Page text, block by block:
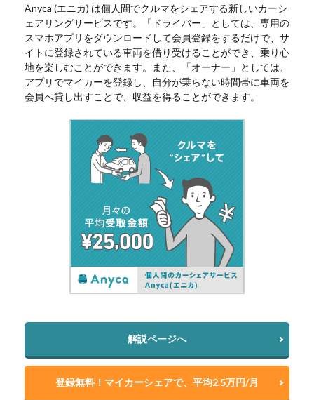
Anyca (エニカ) は個人間でクルマをシェアする新しいカーシ
ェアリングサービスです。「ドライバー」としては、専用の
スマホアプリをダウンロードして会員登録をするだけで、サ
イトに登録されている車両を借り受けることができ、乗り心
地を楽しむことができます。また、「オーナー」としては、
アプリでマイカーを登録し、自分が乗らない時間帯に車両を
会員へ貸し出すことで、収益を得ることができます。
解説ページへ
登録無料！マイカーシェアで、平均2.5万円/月